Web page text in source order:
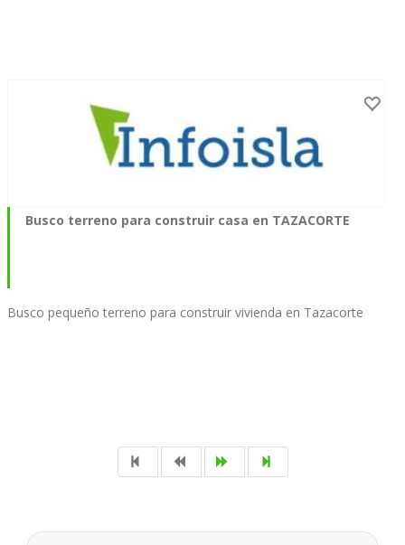
Busco terreno para construir casa en TAZACORTE
Busco pequeño terreno para construir vivienda en Tazacorte